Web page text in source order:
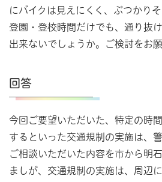
にバイクは見えにくく、ぶつかり
登園・登校時間だけでも、通り抜
出来ないでしょうか。ご検討をお願
回答
今回ご要望いただいた、特定の時
するといった交通規制の実施は、
ご相談いただいた内容を市から明
ましが、交通規制の実施は、周辺